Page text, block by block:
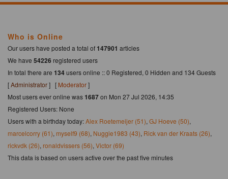
Who is Online
Our users have posted a total of147901 articles
We have 54226 registered users
In total there are 134users online :: 0 Registered, 0 Hidden and 134 Guests
[Administrator] [ Moderator]
Most users ever online was1687on Mon 27 Jul 2026, 14:35
Registered Users: None
Users with a birthday today:Alex Roetemeijer (51), GJ Hoeve (50),
marcelcorry (61), myself9 (68), Nuggie1983 (43), Rick van der Kraats (26),
rickvdk (26), ronaldvissers (56), Victor (69)
This data is based on users active over the past five minutes